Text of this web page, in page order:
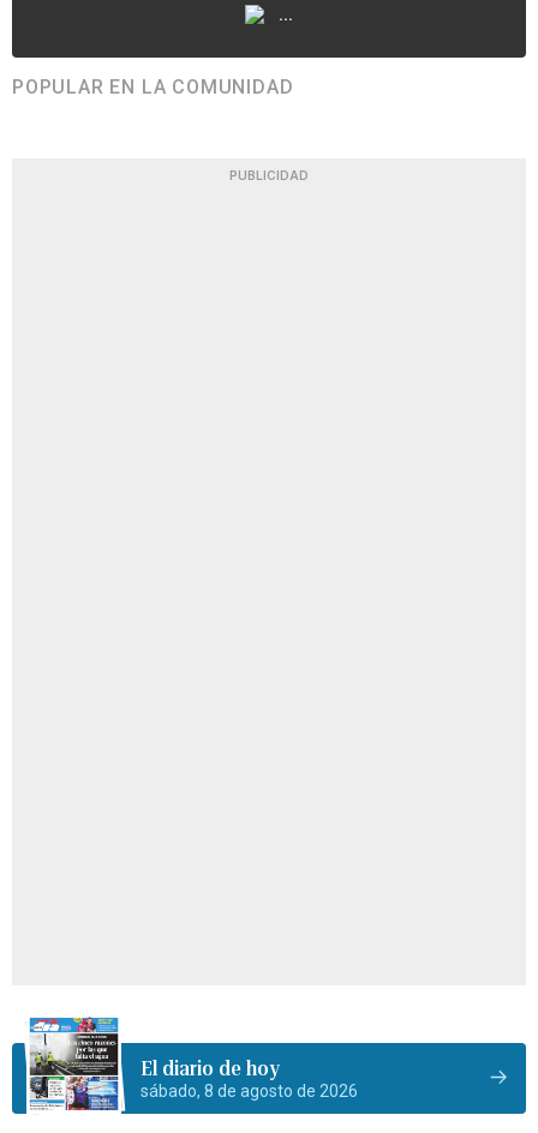
...
POPULAR EN LA COMUNIDAD
PUBLICIDAD
El diario de hoy
sábado, 8 de agosto de 2026